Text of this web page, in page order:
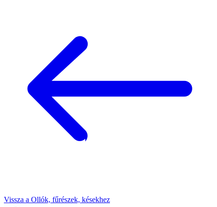
Vissza a Ollók, fűrészek, késekhez